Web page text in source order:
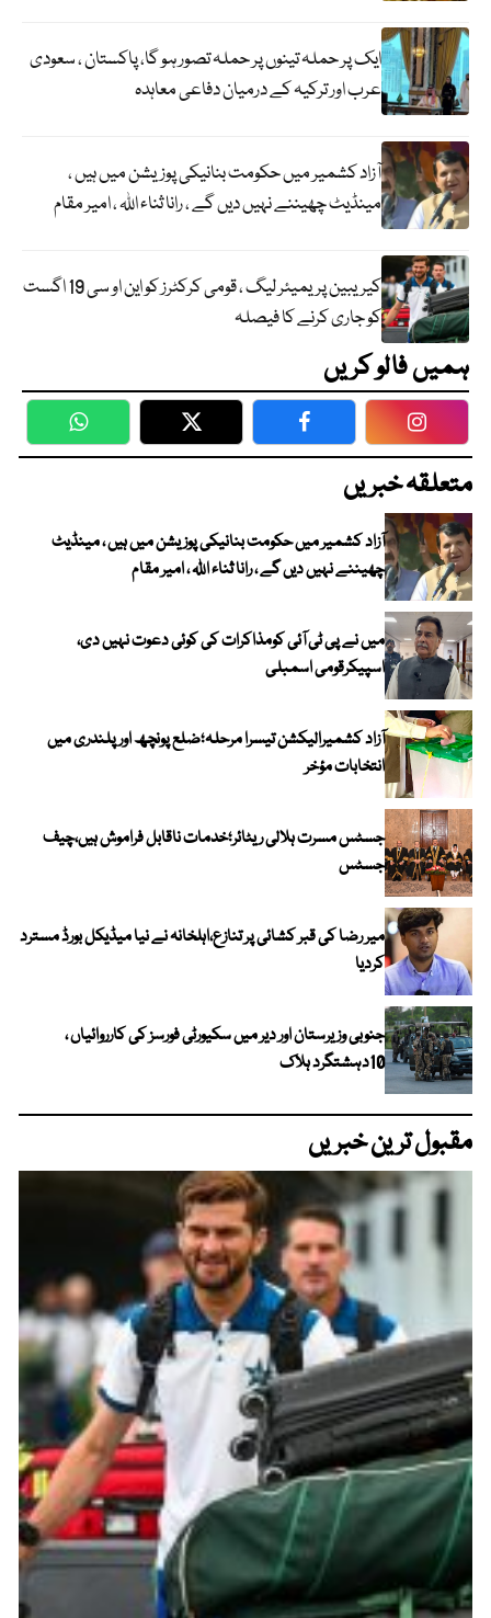
ایک پر حملہ تینوں پر حملہ تصور ہو گا، پاکستان ، سعودی
عرب اور ترکیہ کے درمیان دفاعی معاہدہ
آزاد کشمیر میں حکومت بنانیکی پوزیشن میں ہیں ،
مینڈیٹ چھیننے نہیں دیں گے ، رانا ثناء اللہ ، امیر مقام
کیریبین پریمیئر لیگ ، قومی کرکٹرز کو این او سی 19 اگست
کو جاری کرنے کا فیصلہ
ہمیں فالو کریں
WhatsApp Twitter Facebook
متعلقہ خبریں
آزاد کشمیر میں حکومت بنانیکی پوزیشن میں ہیں ، مینڈیٹ
چھیننے نہیں دیں گے ، رانا ثناء اللہ ، امیر مقام
میں نے پی ٹی آئی کومذاکرات کی کوئی دعوت نہیں دی،
اسپیکرقومی اسمبلی
آزاد کشمیرالیکشن تیسرا مرحلہ؛ضلع پونچھ اور پلندری میں
انتخابات مؤخر
جسٹس مسرت ہلالی ریٹائر؛خدمات ناقابل فراموش ہیں،چیف
جسٹس
میر رضا کی قبر کشائی پر تنازع،اہلخانہ نے نیا میڈیکل بورڈ مسترد
کردیا
جنوبی وزیرستان اور دیر میں سکیورٹی فورسز کی کارروائیاں ،
10دہشتگرد ہلاک
مقبول ترین خبریں